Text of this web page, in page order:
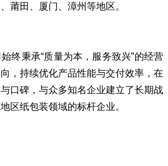
莆田、厦门、漳州等地区。
终秉承“质量为本，服务致兴”的经营
，持续优化产品性能与交付效率，在
口碑，与众多知名企业建立了长期战
区纸包装领域的标杆企业。